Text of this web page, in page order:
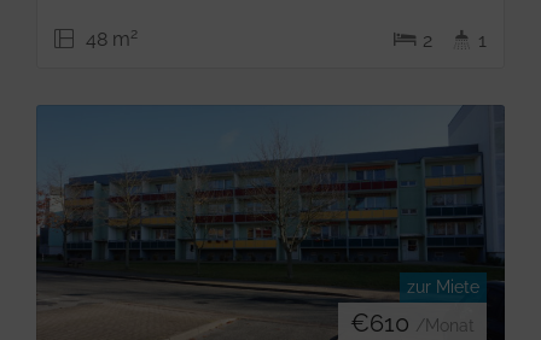
48 m2 2 1
zur Miete
€610 /Monat